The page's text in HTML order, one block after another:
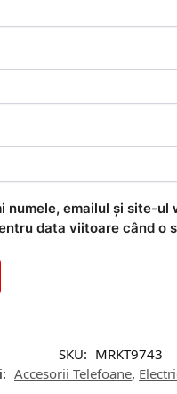
numele, emailul și site-ul
data viitoare când o
SKU: MRKT9743
Accesorii Telefoane,